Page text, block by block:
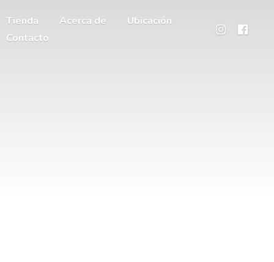
Tienda Acerca de
Ubicación
Contacto